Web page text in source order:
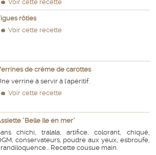
Voir cette recette
rôties
Voir cette recette
de crème de carottes
verrine à servir à l'apéritif.
Voir cette recette
"Belle Ile en mer"
chichi, tralala, artifice, colorant, chiqué,
conservateurs, poudre aux yeux, esbroufe,
Recette cousue main.